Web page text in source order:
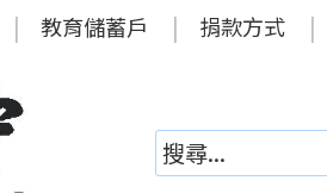
教育儲蓄戶 捐款方式